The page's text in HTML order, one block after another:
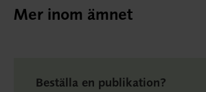
Mer inom ämnet
Beställa en publikation?